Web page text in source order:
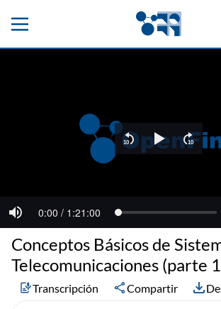
Conceptos Básicos de
Telecomunicaciones (parte
Transcripción Compartir